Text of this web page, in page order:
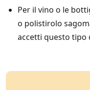
Per il vino o le
o polistirolo
accetti questo tipo